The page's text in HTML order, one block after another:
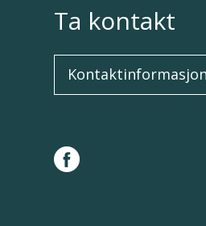
Ta kontakt